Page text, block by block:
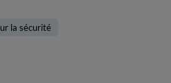
la sécurité